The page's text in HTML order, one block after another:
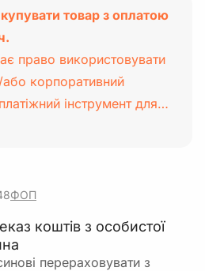
товар з оплатою
право використовувати
корпоративний
інструмент для…
ФОП
коштів з особистої
перераховувати з